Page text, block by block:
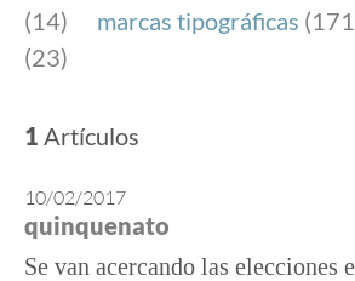
(14)
marcas tipográficas
(23)
1 Artículos
10/02/2017
quinquenato
Se van acercando las elecciones